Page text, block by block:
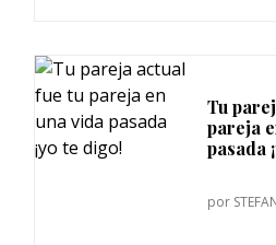
Tu
pareja
pasada
por